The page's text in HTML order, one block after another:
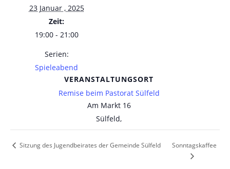
23 Januar , 2025
Zeit:
19:00 - 21:00
Serien:
Spieleabend
VERANSTALTUNGSORT
Remise beim Pastorat Sülfeld
Am Markt 16
Sülfeld,
Sitzung des Jugendbeirates der Gemeinde Sülfeld Sonntagskaffee